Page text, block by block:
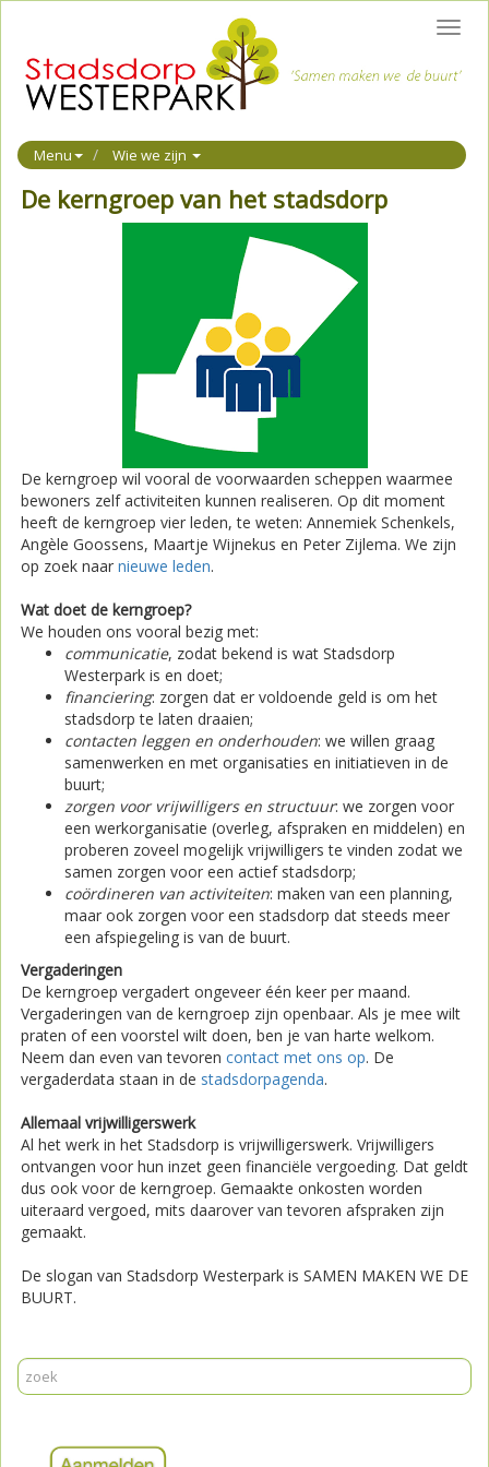
Menu Wie we zijn
De kerngroep van het stadsdorp
De kerngroep wil vooral de voorwaarden scheppen waarmee
bewoners zelf activiteiten kunnen realiseren. Op dit moment
heeft de kerngroep vier leden, te weten: Annemiek Schenkels,
Angèle Goossens, Maartje Wijnekus en Peter Zijlema. We zijn
op zoek naar nieuwe leden.
Wat doet de kerngroep?
We houden ons vooral bezig met:
communicatie, zodat bekend is wat Stadsdorp
Westerpark is en doet;
financiering: zorgen dat er voldoende geld is om het
stadsdorp te laten draaien;
contacten leggen en onderhouden: we willen graag
samenwerken en met organisaties en initiatieven in de
buurt;
zorgen voor vrijwilligers en structuur: we zorgen voor
een werkorganisatie (overleg, afspraken en middelen) en
proberen zoveel mogelijk vrijwilligers te vinden zodat we
samen zorgen voor een actief stadsdorp;
coördineren van activiteiten: maken van een planning,
maar ook zorgen voor een stadsdorp dat steeds meer
een afspiegeling is van de buurt.
Vergaderingen
De kerngroep vergadert ongeveer één keer per maand.
Vergaderingen van de kerngroep zijn openbaar. Als je mee wilt
praten of een voorstel wilt doen, ben je van harte welkom.
Neem dan even van tevoren contact met ons op. De
vergaderdata staan in de stadsdorpagenda.
Allemaal vrijwilligerswerk
Al het werk in het Stadsdorp is vrijwilligerswerk. Vrijwilligers
ontvangen voor hun inzet geen financiële vergoeding. Dat geldt
dus ook voor de kerngroep. Gemaakte onkosten worden
uiteraard vergoed, mits daarover van tevoren afspraken zijn
gemaakt.
De slogan van Stadsdorp Westerpark is SAMEN MAKEN WE DE
BUURT.